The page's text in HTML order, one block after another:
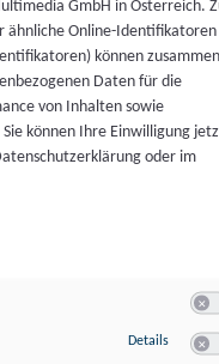
GmbH in Österreich.
ähnliche Online-Identifikatoren
können zusammen
Daten für die
von Inhalten sowie
können Ihre Einwilligung
oder im
Details zu